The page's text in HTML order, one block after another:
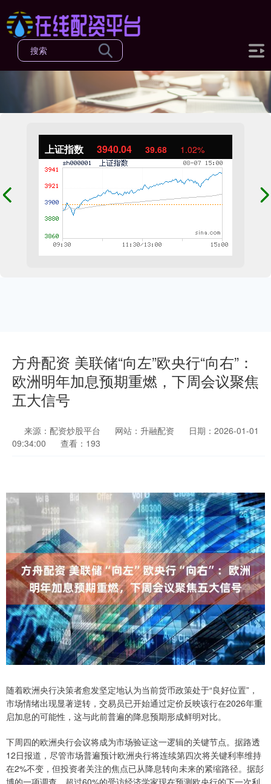
上证指数 3940.04 39.68 1.02%
方舟配资 美联储“向左”欧央行“向右”：
欧洲明年加息预期重燃，下周会议聚焦
五大信号
来源：配资炒股平台 网站：升融配资
日期：2026-01-01
09:34:00
查看：193
随着欧洲央行决策者愈发坚定地认为当前货币政策处于“良好位置”，
市场情绪出现显著逆转，交易员已开始通过定价反映该行在2026年重
启加息的可能性，这与此前普遍的降息预期形成鲜明对比。
下周四的欧洲央行会议将成为市场验证这一逻辑的关键节点。据路透
12日报道，尽管市场普遍预计欧洲央行将连续第四次将关键利率维持
在2%不变，但投资者关注的焦点已从降息转向未来的紧缩路径。据彭